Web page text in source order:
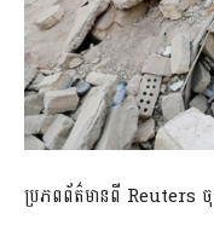
ប្រភពព័ត៌មានពី Reuters ចុ